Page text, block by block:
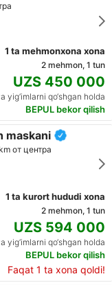
1 ta mehmonxona xona
2 mehmon, 1 tun
UZS 450 000
yig‘imlarni qo‘shgan holda
BEPUL bekor qilish
maskani
от центра
1 ta kurort hududi xona
2 mehmon, 1 tun
UZS 594 000
yig‘imlarni qo‘shgan holda
BEPUL bekor qilish
Faqat 1 ta xona qoldi!